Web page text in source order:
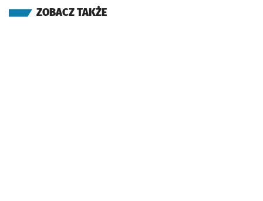
ZOBACZ TAKŻE